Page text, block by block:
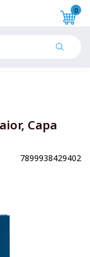
0
Capa
7899938429402